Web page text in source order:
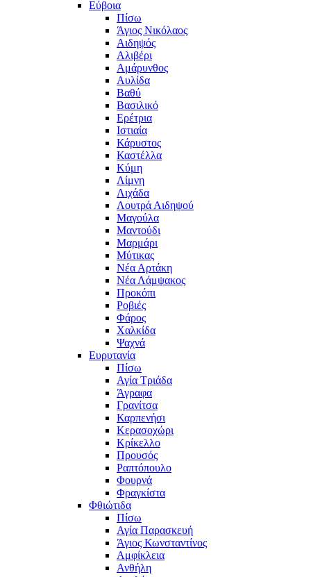
Εύβοια
Πίσω
Άγιος Νικόλαος
Αιδηψός
Αλιβέρι
Αμάρυνθος
Αυλίδα
Βαθύ
Βασιλικό
Ερέτρια
Ιστιαία
Κάρυστος
Καστέλλα
Κύμη
Λίμνη
Λιχάδα
Λουτρά Αιδηψού
Μαγούλα
Μαντούδι
Μαρμάρι
Μύτικας
Νέα Αρτάκη
Νέα Λάμψακος
Προκόπι
Ροβιές
Φάρος
Χαλκίδα
Ψαχνά
Ευρυτανία
Πίσω
Αγία Τριάδα
Άγραφα
Γρανίτσα
Καρπενήσι
Κερασοχώρι
Κρίκελλο
Προυσός
Ραπτόπουλο
Φουρνά
Φραγκίστα
Φθιώτιδα
Πίσω
Αγία Παρασκευή
Άγιος Κωνσταντίνος
Αμφίκλεια
Ανθήλη